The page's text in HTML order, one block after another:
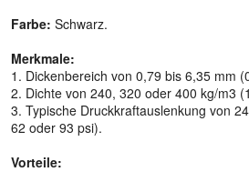
Farbe: Schwarz.
Merkmale:
1. Dickenbereich von 0,79 bis 6,35 mm
2. Dichte von 240, 320 oder 400 kg/m3
3. Typische Druckkraftauslenkung von
62 oder 93 psi).
Vorteile: